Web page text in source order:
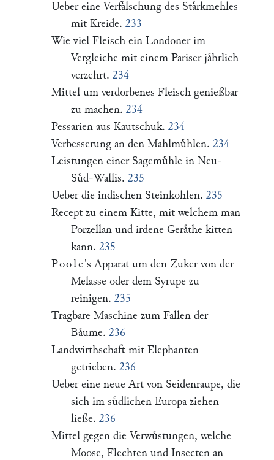
Ueber eine Verfaͤlschung des Staͤrkmehles
mit Kreide. 233
Wie viel Fleisch ein Londoner im
Vergleiche mit einem Pariser jaͤhrlich
verzehrt. 234
Mittel um verdorbenes Fleisch genießbar
zu machen. 234
Pessarien aus Kautschuk. 234
Verbesserung an den Mahlmuͤhlen. 234
Leistungen einer Sagemuͤhle in Neu-
Suͤd-Wallis. 235
Ueber die indischen Steinkohlen. 235
Recept zu einem Kitte, mit welchem man
Porzellan und irdene Geraͤthe kitten
kann. 235
Poole 's Apparat um den Zuker von der
Melasse oder dem Syrupe zu
reinigen. 235
Tragbare Maschine zum Fallen der
Baͤume. 236
Landwirthschaft mit Elephanten
getrieben. 236
Ueber eine neue Art von Seidenraupe, die
sich im suͤdlichen Europa ziehen
ließe. 236
Mittel gegen die Verwuͤstungen, welche
Moose, Flechten und Insecten an